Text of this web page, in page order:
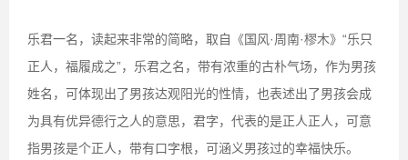
乐君一名，读起来非常的简略，取自《国风·周南·樛木》“乐只
正人，福履成之”，乐君之名，带有浓重的古朴气场，作为男孩
姓名，可体现出了男孩达观阳光的性情，也表述出了男孩会成
为具有优异德行之人的意思，君字，代表的是正人正人，可意
指男孩是个正人，带有口字根，可涵义男孩过的幸福快乐。